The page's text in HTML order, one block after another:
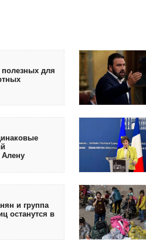
полезных для
Алену
и группа
останутся в